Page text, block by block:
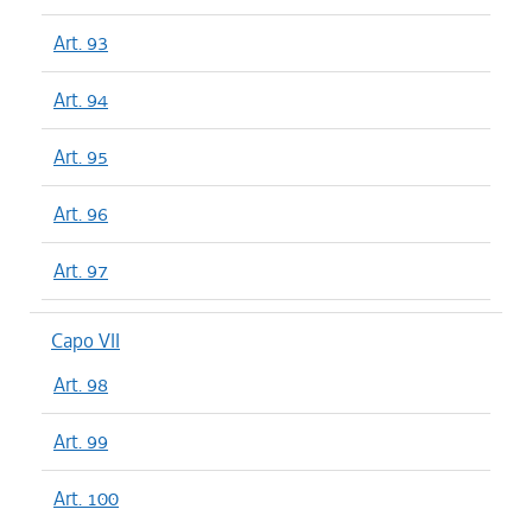
Art. 93
Art. 94
Art. 95
Art. 96
Art. 97
Capo VII
Art. 98
Art. 99
Art. 100